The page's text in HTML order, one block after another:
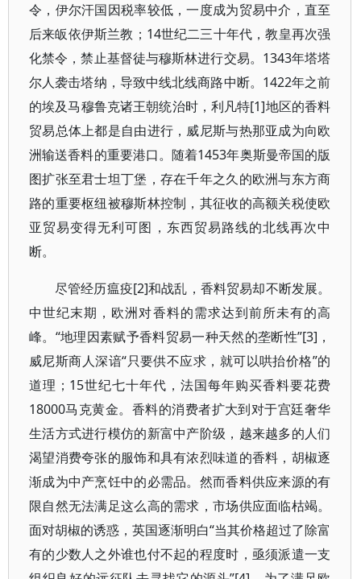
令，伊尔汗国因税率较低，一度成为贸易中介，直至
后来皈依伊斯兰教；14世纪二三十年代，教皇再次强
化禁令，禁止基督徒与穆斯林进行交易。1343年塔塔
尔人袭击塔纳，导致中线北线商路中断。1422年之前
的埃及马穆鲁克诸王朝统治时，利凡特[1]地区的香料
贸易总体上都是自由进行，威尼斯与热那亚成为向欧
洲输送香料的重要港口。随着1453年奥斯曼帝国的版
图扩张至君士坦丁堡，存在千年之久的欧洲与东方商
路的重要枢纽被穆斯林控制，其征收的高额关税使欧
亚贸易变得无利可图，东西贸易路线的北线再次中
断。
尽管经历瘟疫[2]和战乱，香料贸易却不断发展。
中世纪末期，欧洲对香料的需求达到前所未有的高
峰。“地理因素赋予香料贸易一种天然的垄断性”[3]，
威尼斯商人深谙“只要供不应求，就可以哄抬价格”的
道理；15世纪七十年代，法国每年购买香料要花费
18000马克黄金。香料的消费者扩大到对于宫廷奢华
生活方式进行模仿的新富中产阶级，越来越多的人们
渴望消费夸张的服饰和具有浓烈味道的香料，胡椒逐
渐成为中产烹饪中的必需品。然而香料供应来源的有
限自然无法满足这么高的需求，市场供应面临枯竭。
面对胡椒的诱惑，英国逐渐明白“当其价格超过了除富
有的少数人之外谁也付不起的程度时，亟须派遣一支